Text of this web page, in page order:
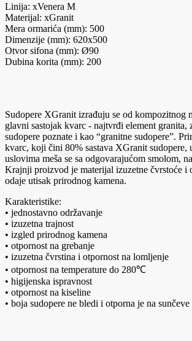
Linija: xVenera M
Materijal: xGranit
Mera ormarića (mm): 500
Dimenzije (mm): 620x500
Otvor sifona (mm): Ø90
Dubina korita (mm): 200
Sudopere XGranit izrađuju se od kompozitnog
glavni sastojak kvarc - najtvrđi element granita,
sudopere poznate i kao “granitne sudopere”.
kvarc, koji čini 80% sastava XGranit sudopere,
uslovima meša se sa odgovarajućom smolom,
Krajnji proizvod je materijal izuzetne čvrstoće
odaje utisak prirodnog kamena.
Karakteristike:
• jednostavno održavanje
• izuzetna trajnost
• izgled prirodnog kamena
• otpornost na grebanje
• izuzetna čvrstina i otpornost na lomljenje
• otpornost na temperature do 280℃
• higijenska ispravnost
• otpornost na kiseline
• boja sudopere ne bledi i otporna je na sunčeve